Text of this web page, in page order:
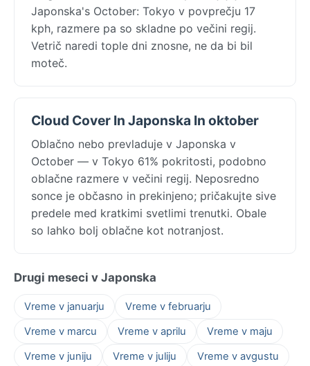
Japonska's October: Tokyo v povprečju 17
kph, razmere pa so skladne po večini regij.
Vetrič naredi tople dni znosne, ne da bi bil
moteč.
Cloud Cover In Japonska In oktober
Oblačno nebo prevladuje v Japonska v
October — v Tokyo 61% pokritosti, podobno
oblačne razmere v večini regij. Neposredno
sonce je občasno in prekinjeno; pričakujte sive
predele med kratkimi svetlimi trenutki. Obale
so lahko bolj oblačne kot notranjost.
Drugi meseci v Japonska
Vreme v januarju
Vreme v februarju
Vreme v marcu
Vreme v aprilu
Vreme v maju
Vreme v juniju
Vreme v juliju
Vreme v avgustu